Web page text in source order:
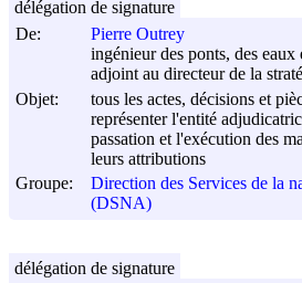
De:
Pierre Outrey
ingénieur des ponts, des eaux
adjoint au directeur de la
Objet:
tous les actes, décisions et
représenter l'entité
passation et l'exécution des
leurs attributions
Groupe:
Direction des Services de la
(DSNA)
délégation de signature
délégation de signature